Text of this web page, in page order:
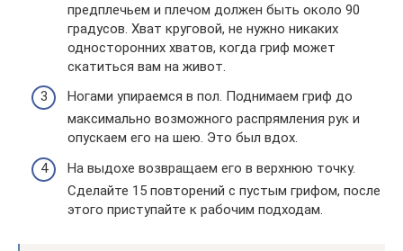
предплечьем и плечом должен быть около 90
градусов. Хват круговой, не нужно никаких
односторонних хватов, когда гриф может
скатиться вам на живот.
Ногами упираемся в пол. Поднимаем гриф до
максимально возможного распрямления рук и
опускаем его на шею. Это был вдох.
На выдохе возвращаем его в верхнюю точку.
Сделайте 15 повторений с пустым грифом, после
этого приступайте к рабочим подходам.